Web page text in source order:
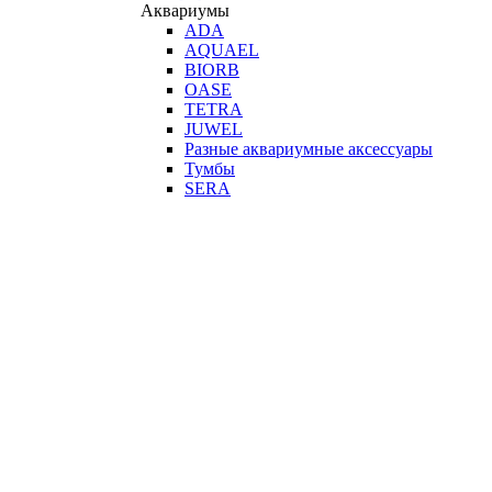
Аквариумы
ADA
AQUAEL
BIORB
OASE
TETRA
JUWEL
Разные аквариумные аксессуары
Тумбы
SERA